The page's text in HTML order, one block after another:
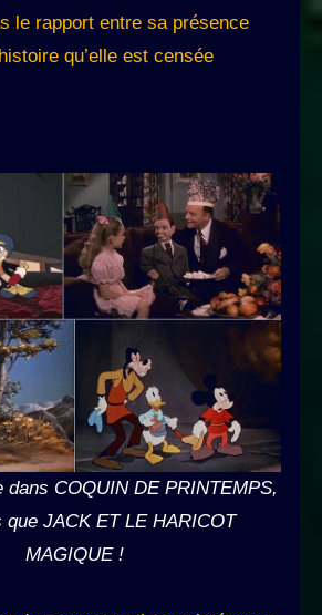
le rapport entre sa présence
qu’elle est censée
dans COQUIN DE PRINTEMPS,
que JACK ET LE HARICOT
MAGIQUE !